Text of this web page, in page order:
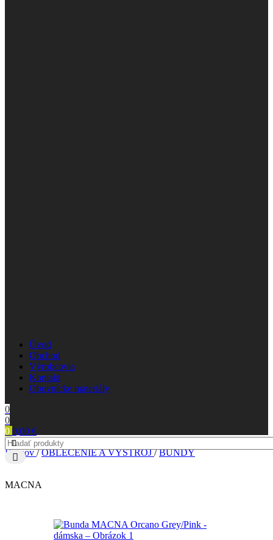
Úvod
Obchod
Výrobcovia
Kontakt
Obuvnícke materiály
0
0
0 0,00 €
Domov/ OBLEČENIE A VÝSTROJ/ BUNDY
MACNA